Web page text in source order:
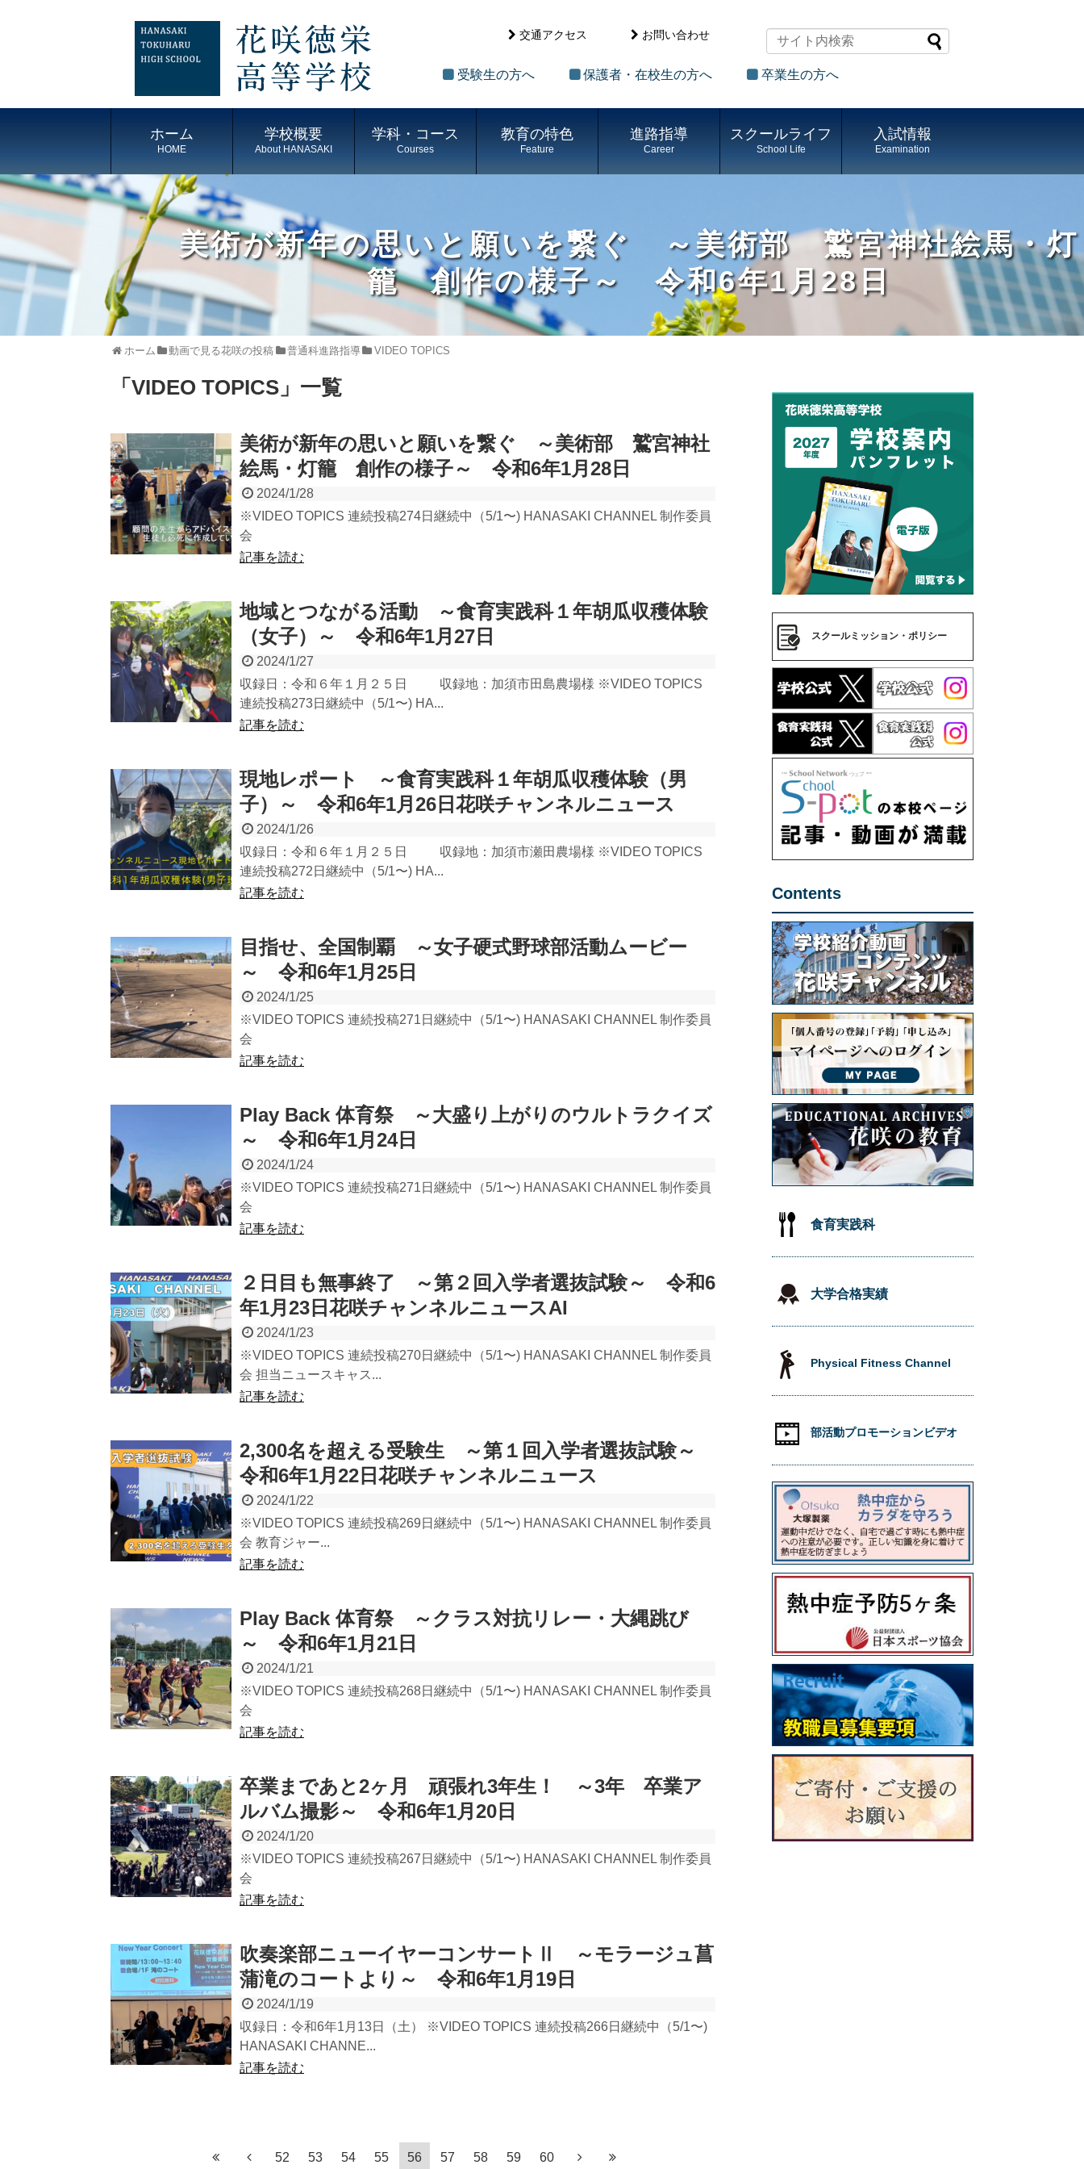
交通アクセス お問い合わせ
受験生の方へ 保護者・在校生の方へ 卒業生の方へ
ホーム
HOME
学校概要
About HANASAKI
学科・コース
Courses
教育の特色
Feature
進路指導
Career
スクールライフ
School Life
入試情報
Examination
美術が新年の思いと願いを繋ぐ ～美術部 鷲宮神社絵馬・灯
籠 創作の様子～ 令和6年1月28日
ホーム 動画で見る花咲の投稿 普通科進路指導 VIDEO TOPICS
「 VIDEO TOPICS 」 一覧
美術が新年の思いと願いを繋ぐ ～美術部 鷲宮神社
絵馬・灯籠 創作の様子～ 令和6年1月28日
2024/1/28
※VIDEO TOPICS 連続投稿274日継続中（5/1〜) HANASAKI CHANNEL 制作委員
会
記事を読む
地域とつながる活動 ～食育実践科１年胡瓜収穫体験
（女子）～ 令和6年1月27日
2024/1/27
収録日：令和６年１月２５日 収録地：加須市田島農場様 ※VIDEO TOPICS
連続投稿273日継続中（5/1〜) HA...
記事を読む
現地レポート ～食育実践科１年胡瓜収穫体験（男
子）～ 令和6年1月26日花咲チャンネルニュース
2024/1/26
収録日：令和６年１月２５日 収録地：加須市瀬田農場様 ※VIDEO TOPICS
連続投稿272日継続中（5/1〜) HA...
記事を読む
目指せ、全国制覇 ～女子硬式野球部活動ムービー
～ 令和6年1月25日
2024/1/25
※VIDEO TOPICS 連続投稿271日継続中（5/1〜) HANASAKI CHANNEL 制作委員
会
記事を読む
Play Back 体育祭 ～大盛り上がりのウルトラクイズ
～ 令和6年1月24日
2024/1/24
※VIDEO TOPICS 連続投稿271日継続中（5/1〜) HANASAKI CHANNEL 制作委員
会
記事を読む
２日目も無事終了 ～第２回入学者選抜試験～ 令和6
年1月23日花咲チャンネルニュースAI
2024/1/23
※VIDEO TOPICS 連続投稿270日継続中（5/1〜) HANASAKI CHANNEL 制作委員
会 担当ニュースキャス...
記事を読む
2,300名を超える受験生 ～第１回入学者選抜試験～
令和6年1月22日花咲チャンネルニュース
2024/1/22
※VIDEO TOPICS 連続投稿269日継続中（5/1〜) HANASAKI CHANNEL 制作委員
会 教育ジャー...
記事を読む
Play Back 体育祭 ～クラス対抗リレー・大縄跳び
～ 令和6年1月21日
2024/1/21
※VIDEO TOPICS 連続投稿268日継続中（5/1〜) HANASAKI CHANNEL 制作委員
会
記事を読む
卒業まであと2ヶ月 頑張れ3年生！ ～3年 卒業ア
ルバム撮影～ 令和6年1月20日
2024/1/20
※VIDEO TOPICS 連続投稿267日継続中（5/1〜) HANASAKI CHANNEL 制作委員
会
記事を読む
吹奏楽部ニューイヤーコンサートⅡ ～モラージュ菖
蒲滝のコートより～ 令和6年1月19日
2024/1/19
収録日：令和6年1月13日（土） ※VIDEO TOPICS 連続投稿266日継続中（5/1〜)
HANASAKI CHANNE...
記事を読む
52 53 54 55 56 57 58 59 60
スクールミッション・ポリシー
Contents
食育実践科
大学合格実績
Physical Fitness Channel
部活動プロモーションビデオ